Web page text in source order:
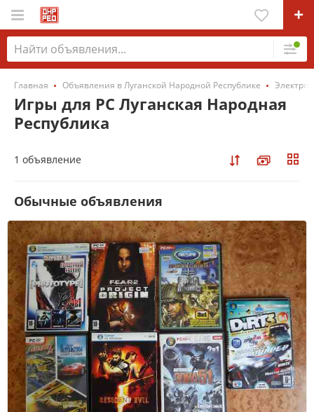
Главная Объявления в Луганской Народной Республике
Игры для PC Луганская Народная
Республика
1 объявление
Обычные объявления